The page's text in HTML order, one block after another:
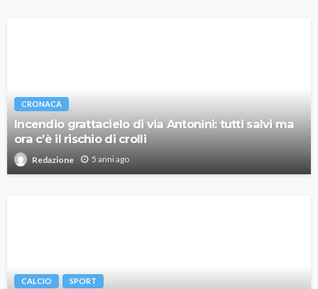
CRONACA
Incendio grattacielo di via Antonini: tutti salvi ma
ora c’è il rischio di crolli
Redazione 5 anni ago
CALCIO SPORT